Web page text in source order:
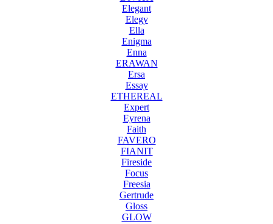
Elegant
Elegy
Ella
Enigma
Enna
ERAWAN
Ersa
Essay
ETHEREAL
Expert
Eyrena
Faith
FAVERO
FIANIT
Fireside
Focus
Freesia
Gertrude
Gloss
GLOW